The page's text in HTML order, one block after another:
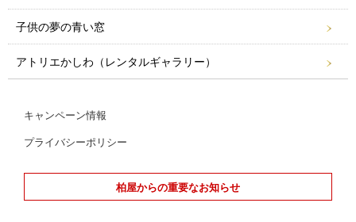
子供の夢の青い窓
アトリエかしわ（レンタルギャラリー）
キャンペーン情報
プライバシーポリシー
柏屋からの重要なお知らせ